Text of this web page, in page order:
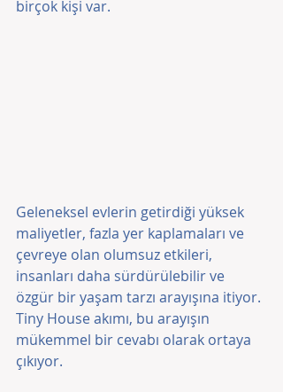
birçok kişi var.
Geleneksel evlerin getirdiği yüksek
maliyetler, fazla yer kaplamaları ve
çevreye olan olumsuz etkileri,
insanları daha sürdürülebilir ve
özgür bir yaşam tarzı arayışına itiyor.
Tiny House akımı, bu arayışın
mükemmel bir cevabı olarak ortaya
çıkıyor.